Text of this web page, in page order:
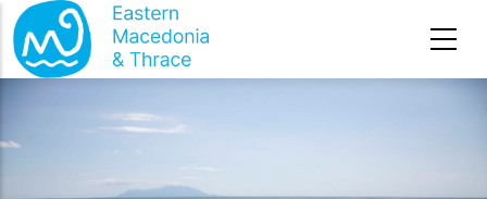
Премини към основното съдържание